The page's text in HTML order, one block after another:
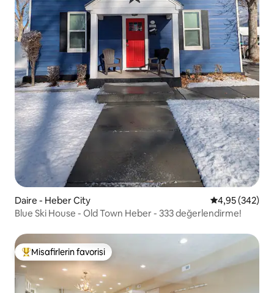
Daire - Heber City 5 üzerinden
4,95 (342)
Blue Ski House - Old Town Heber - 333 değerlendirme!
Misafirlerin favorilerinden en beğenilenler arasında
Misafirlerin favorisi